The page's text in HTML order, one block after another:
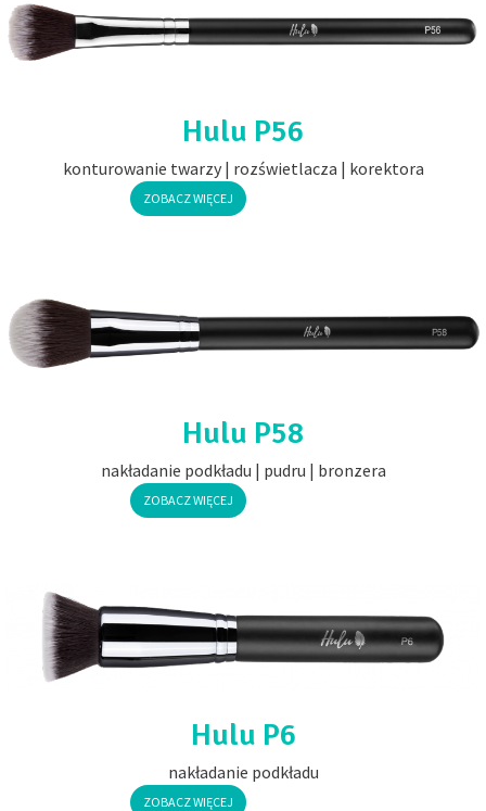
Hulu P56
konturowanie twarzy | rozświetlacza | korektora
ZOBACZ WIĘCEJ
Hulu P58
nakładanie podkładu | pudru | bronzera
ZOBACZ WIĘCEJ
Hulu P6
nakładanie podkładu
ZOBACZ WIĘCEJ